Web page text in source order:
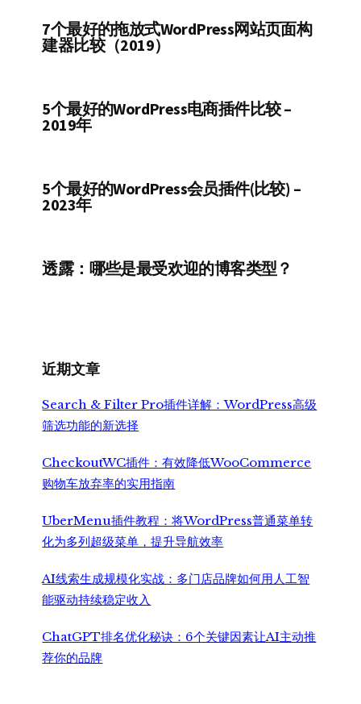
7个最好的拖放式WordPress网站页面构
建器比较（2019）
5个最好的WordPress电商插件比较 –
2019年
5个最好的WordPress会员插件(比较) –
2023年
透露：哪些是最受欢迎的博客类型？
近期文章
Search & Filter Pro插件详解：WordPress高级
筛选功能的新选择
CheckoutWC插件：有效降低WooCommerce
购物车放弃率的实用指南
UberMenu插件教程：将WordPress普通菜单转
化为多列超级菜单，提升导航效率
AI线索生成规模化实战：多门店品牌如何用人工智
能驱动持续稳定收入
ChatGPT排名优化秘诀：6个关键因素让AI主动推
荐你的品牌